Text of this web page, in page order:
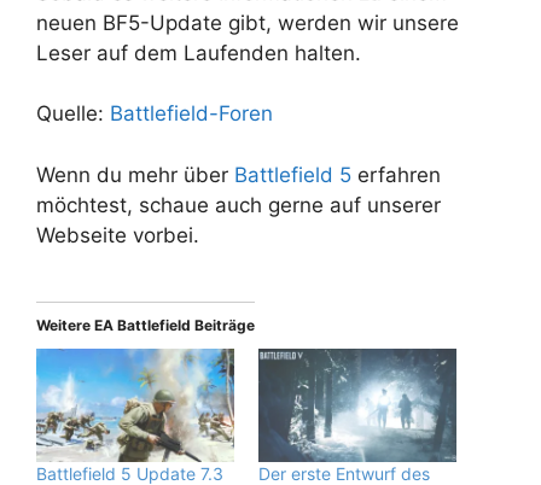
neuen BF5-Update gibt, werden wir unsere
Leser auf dem Laufenden halten.
Quelle: Battlefield-Foren
Wenn du mehr über Battlefield 5 erfahren
möchtest, schaue auch gerne auf unserer
Webseite vorbei.
Weitere EA Battlefield Beiträge
Battlefield 5 Update 7.3
Der erste Entwurf des